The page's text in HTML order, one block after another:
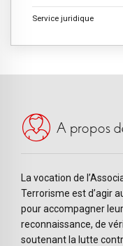
Service juridique
A propos
La vocation de
Terrorisme est d’agir
pour accompagner
reconnaissance, de
soutenant la lutte